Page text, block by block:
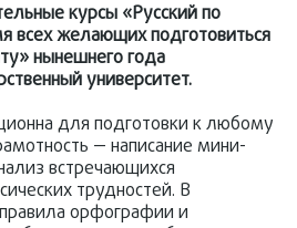
курсы «Русский по
всех желающих подготовиться
нынешнего года
университет.
для подготовки к любому
— написание мини-
встречающихся
трудностей. В
орфографии и